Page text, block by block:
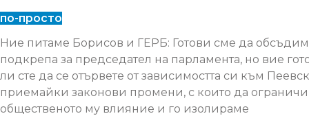
по-просто
Ние питаме Борисов и ГЕРБ: Готови сме да обсъдим
подкрепа за председател на парламента, но вие
ли сте да се отървете от зависимостта си към
приемайки законови промени, с които да
общественото му влияние и го изолираме